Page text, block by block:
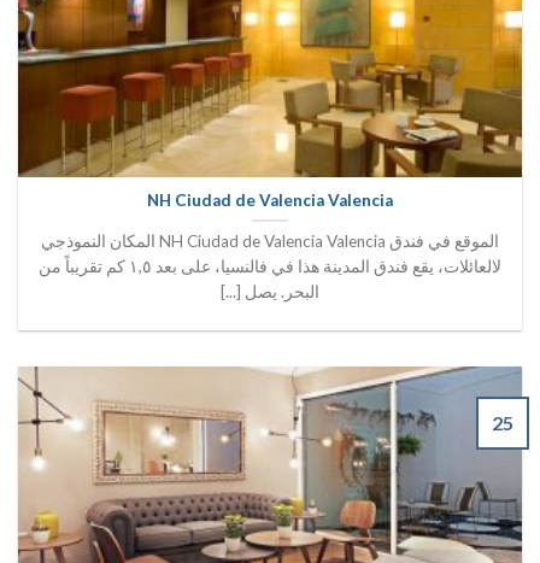
NH Ciudad de Valencia Valencia
الموقع في فندق NH Ciudad de Valencia Valencia المكان النموذجي
لالعائلات، يقع فندق المدينة هذا في فالنسيا، على بعد ١,٥ كم تقريباً من
البحر. يصل [...]
25